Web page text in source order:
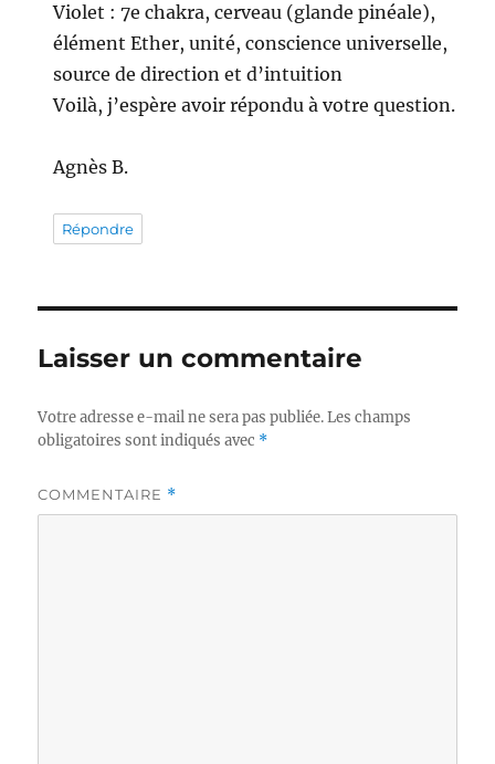
Violet : 7e chakra, cerveau (glande pinéale),
élément Ether, unité, conscience universelle,
source de direction et d’intuition
Voilà, j’espère avoir répondu à votre question.
Agnès B.
Répondre
Laisser un commentaire
Votre adresse e-mail ne sera pas publiée. Les champs
obligatoires sont indiqués avec *
COMMENTAIRE *